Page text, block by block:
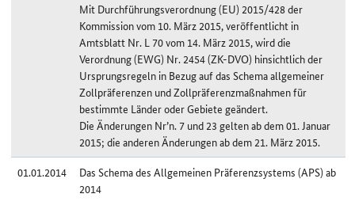
Mit Durchführungsverordnung (EU) 2015/428 der
Kommission vom 10. März 2015, veröffentlicht in
Amtsblatt Nr. L 70 vom 14. März 2015, wird die
Verordnung (EWG) Nr. 2454 (ZK-DVO) hinsichtlich der
Ursprungsregeln in Bezug auf das Schema allgemeiner
Zollpräferenzen und Zollpräferenzmaßnahmen für
bestimmte Länder oder Gebiete geändert.
Die Änderungen Nr’n. 7 und 23 gelten ab dem 01. Januar
2015; die anderen Änderungen ab dem 21. März 2015.
01.01.2014
Das Schema des Allgemeinen Präferenzsystems (APS) ab
2014